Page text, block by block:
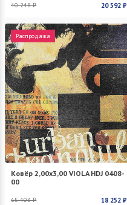
40 248 ₽ 20 592 ₽
Распродажа
Ковёр 2,00х3,00 VIOLA HDJ 0408-
00
65 403 ₽ 18 252 ₽